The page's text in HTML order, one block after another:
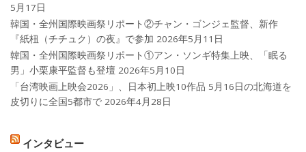
5月17日
韓国・全州国際映画祭リポート②チャン・ゴンジェ監督、新作
『紙杻（チチュク）の夜』で参加 2026年5月11日
韓国・全州国際映画祭リポート①アン・ソンギ特集上映、「眠る
男」小栗康平監督も登壇 2026年5月10日
「台湾映画上映会2026」、日本初上映10作品 5月16日の北海道を
皮切りに全国5都市で 2026年4月28日
インタビュー